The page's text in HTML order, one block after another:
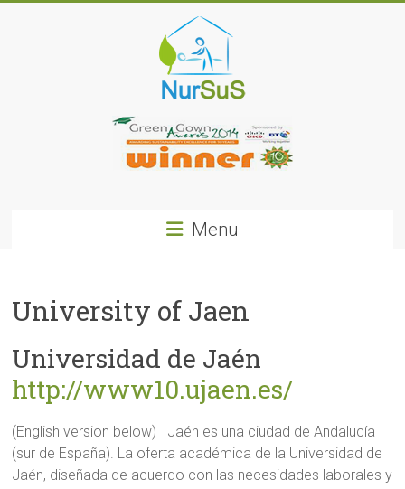
NurSus
Menu
University of Jaen
Universidad de Jaén
http://www10.ujaen.es/
(English version below) Jaén es una ciudad de Andalucía
(sur de España). La oferta académica de la Universidad de
Jaén, diseñada de acuerdo con las necesidades laborales y